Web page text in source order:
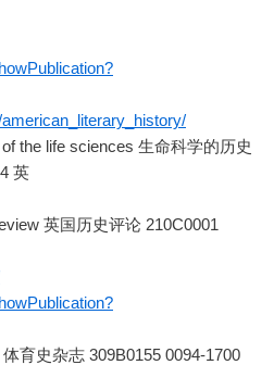
the life sciences 生命科学的历史
英
英国历史评论 210C0001
育史杂志 309B0155 0094-1700